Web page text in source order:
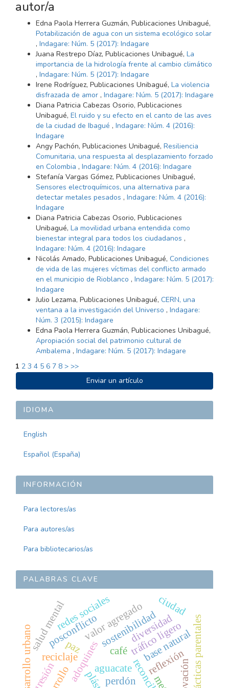
autor/a
Edna Paola Herrera Guzmán, Publicaciones Unibagué,
Potabilización de agua con un sistema ecológico solar
, Indagare: Núm. 5 (2017): Indagare
Juana Restrepo Díaz, Publicaciones Unibagué, La
importancia de la hidrología frente al cambio climático
, Indagare: Núm. 5 (2017): Indagare
Irene Rodríguez, Publicaciones Unibagué, La violencia
disfrazada de amor , Indagare: Núm. 5 (2017): Indagare
Diana Patricia Cabezas Osorio, Publicaciones
Unibagué, El ruido y su efecto en el canto de las aves
de la ciudad de Ibagué , Indagare: Núm. 4 (2016):
Indagare
Angy Pachón, Publicaciones Unibagué, Resiliencia
Comunitaria, una respuesta al desplazamiento forzado
en Colombia , Indagare: Núm. 4 (2016): Indagare
Stefanía Vargas Gómez, Publicaciones Unibagué,
Sensores electroquímicos, una alternativa para
detectar metales pesados , Indagare: Núm. 4 (2016):
Indagare
Diana Patricia Cabezas Osorio, Publicaciones
Unibagué, La movilidad urbana entendida como
bienestar integral para todos los ciudadanos ,
Indagare: Núm. 4 (2016): Indagare
Nicolás Amado, Publicaciones Unibagué, Condiciones
de vida de las mujeres víctimas del conflicto armado
en el municipio de Rioblanco , Indagare: Núm. 5 (2017):
Indagare
Julio Lezama, Publicaciones Unibagué, CERN, una
ventana a la investigación del Universo , Indagare:
Núm. 3 (2015): Indagare
Edna Paola Herrera Guzmán, Publicaciones Unibagué,
Apropiación social del patrimonio cultural de
Ambalema , Indagare: Núm. 5 (2017): Indagare
1 2 3 4 5 6 7 8 > >>
ENVIAR
UN
ARTÍCULO
Enviar un artículo
IDIOMA
English
Español (España)
INFORMACIÓN
Para lectores/as
Para autores/as
Para bibliotecarios/as
PALABRAS CLAVE
adoquines
reciclaje tráfico ligero
paz
posconflicto
café
sostenibilidad
perdón
reflexión
valor agregado
salud mental base natural
desarrollo urbano aguacate
redes sociales diversidad
ciudad
agresión prácticas parentales